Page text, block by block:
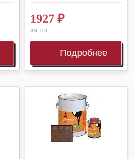
1927 ₽
за шт.
Подробнее